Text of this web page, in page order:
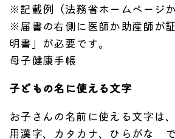
※記載例（法務省ホームページか
※届書の右側に医師か助産師が
明書」が必要です。
母子健康手帳
子どもの名に使える文字
お子さんの名前に使える文字は
用漢字、カタカナ、ひらがな で